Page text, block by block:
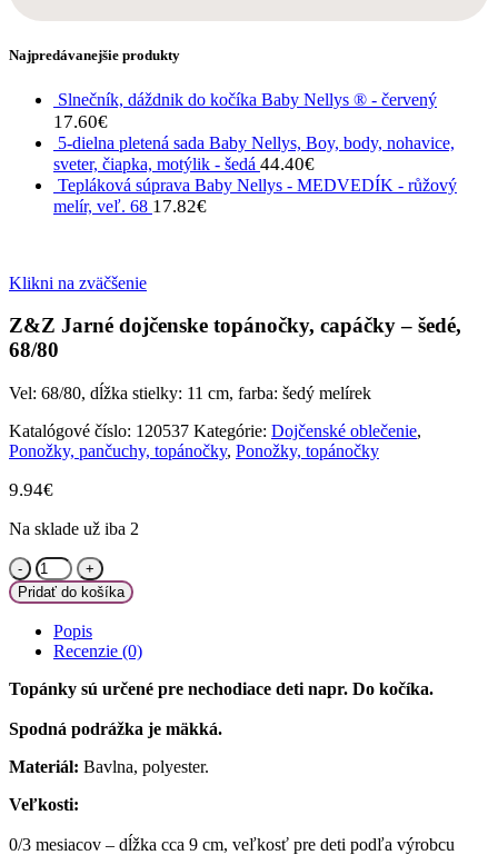
Najpredávanejšie produkty
Slnečník, dáždnik do kočíka Baby Nellys ® - červený
17.60€
5-dielna pletená sada Baby Nellys, Boy, body, nohavice,
sveter, čiapka, motýlik - šedá 44.40€
Tepláková súprava Baby Nellys - MEDVEDÍK - růžový
melír, veľ. 68 17.82€
Klikni na zväčšenie
Z&Z Jarné dojčenske topánočky, capáčky – šedé,
68/80
Vel: 68/80, dĺžka stielky: 11 cm, farba: šedý melírek
Katalógové číslo: 120537 Kategórie: Dojčenské oblečenie,
Ponožky, pančuchy, topánočky, Ponožky, topánočky
9.94€
Na sklade už iba 2
množstvo
Z&Z
Jarné
dojčenske
topánočky,
capáčky
-
68/80
Pridať do košíka
Popis
Recenzie (0)
Topánky sú určené pre nechodiace deti napr. Do kočíka.
Spodná podrážka je mäkká.
Materiál: Bavlna, polyester.
Veľkosti:
0/3 mesiacov – dĺžka cca 9 cm, veľkosť pre deti podľa výrobcu